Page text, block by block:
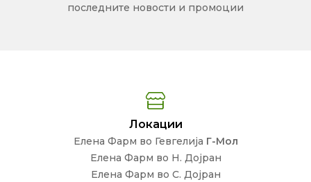
последните новости и промоции
Локации
Елена Фарм во Гевгелија Г-Мол
Елена Фарм во Н. Дојран
Елена Фарм во С. Дојран